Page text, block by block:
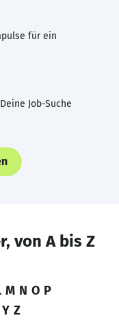
für ein
Job-Suche
von A bis Z
M N O P
Y Z